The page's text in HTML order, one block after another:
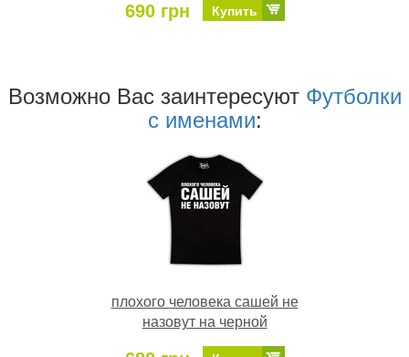
690 грн Купить
Возможно Ваc заинтересуют Футболки
с именами:
плохого человека сашей не
назовут на черной